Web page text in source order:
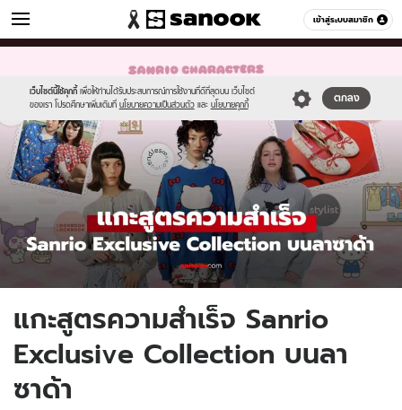
เข้าสู่ระบบสมาชิก
ผู้หญิง หมวดอื่นๆ
เว็บไซต์นี้ใช้คุกกี้ เพื่อให้ท่านได้รับประสบการณ์การใช้งานที่ดีที่สุดบน เว็บไซต์
ของเรา โปรดศึกษาเพิ่มเติมที่ นโยบายความเป็นส่วนตัว และ นโยบายคุกกี้
ตกลง
sanook.png
แกะสูตรความสำเร็จ Sanrio
Exclusive Collection บนลา
ซาด้า